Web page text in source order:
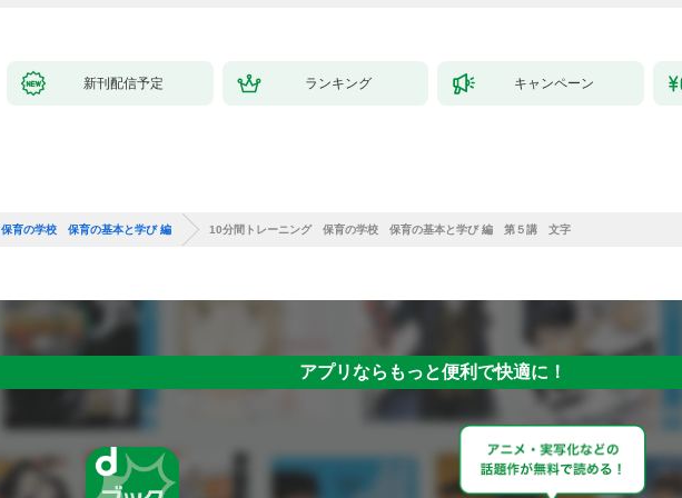
新刊配信予定 ランキング キャンペーン
保育の学校 保育の基本と学び 編 10分間トレーニング 保育の学校 保育の基本と学び 編 第５講 文字
アプリならもっと便利で快適に！